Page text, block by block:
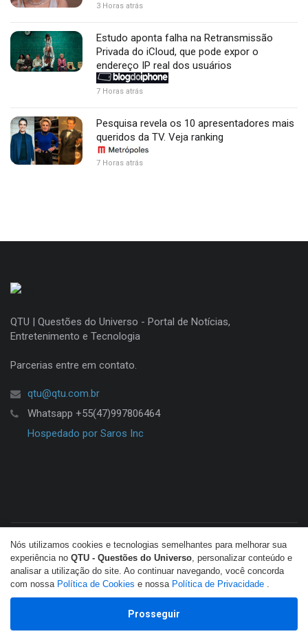
3 Horas atrás
Estudo aponta falha na Retransmissão
Privada do iCloud, que pode expor o
endereço IP real dos usuários
7 Horas atrás
Pesquisa revela os 10 apresentadores mais
queridos da TV. Veja ranking
7 Horas atrás
Nós utilizamos cookies e tecnologias semelhantes para melhorar sua
experiência no QTU - Questões do Universo, personalizar conteúdo e
analisar a utilização do site. Ao continuar navegando, você concorda
com nossa Política de Cookies e nossa Política de Privacidade .
Prosseguir
QTU | Questões do Universo - Portal de Notícias,
Entretenimento e Tecnologia
Parcerias entre em contato.
qtu@qtu.com.br
Whatsapp +55(47)997806464
Hospedado por Saros Inc
© Copyright 2026 QTU. Todos os direitos reservados.